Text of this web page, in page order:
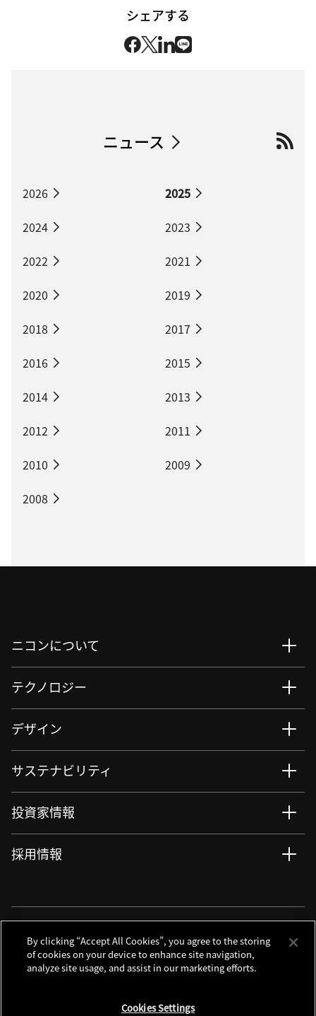
シェアする
ニュース
2026
2025
2024
2023
2022
2021
2020
2019
2018
2017
2016
2015
2014
2013
2012
2011
2010
2009
2008
ニコンについて
テクノロジー
デザイン
サステナビリティ
投資家情報
採用情報
By clicking “Accept All Cookies”, you agree to the storing
of cookies on your device to enhance site navigation,
analyze site usage, and assist in our marketing efforts.
Cookies Settings